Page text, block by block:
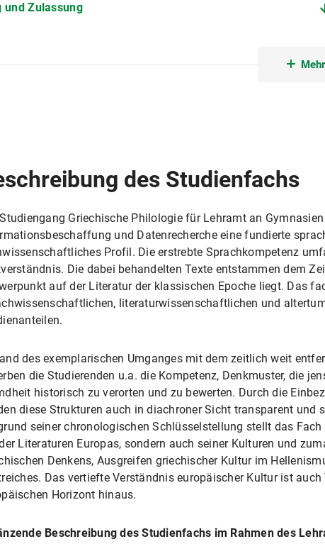
und Zulassung
des Studienfachs
Griechische Philologie für Lehramt an
und Datenrecherche eine fundierte
Profil. Die erstrebte Sprachkompetenz
Die dabei behandelten Texte entstammen dem
auf der Literatur der klassischen Epoche liegt. Das
literaturwissenschaftlichen und
des exemplarischen Umganges mit dem zeitlich weit
die Studierenden u.a. die Kompetenz, Denkmuster, die
historisch zu verorten und zu bewerten. Durch die
diese Strukturen auch in diachroner Sicht transparent
seiner chronologischen Schlüsselstellung stellt das
Literaturen Europas, sondern auch seiner Kulturen und
Denkens, Ausgreifen griechischer Kultur im
Das vertiefte Verständnis europäischer Kultur ist
Horizont hinaus.
Beschreibung des Studienfachs im Rahmen des